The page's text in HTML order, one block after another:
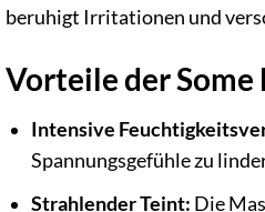
beruhigt Irritationen und
Vorteile der Some
Intensive
Spannungsgefühle zu
Strahlender Teint: Die